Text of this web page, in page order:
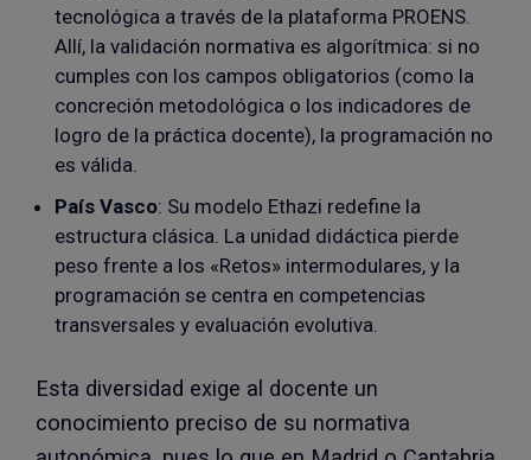
tecnológica a través de la plataforma PROENS.
Allí, la validación normativa es algorítmica: si no
cumples con los campos obligatorios (como la
concreción metodológica o los indicadores de
logro de la práctica docente), la programación no
es válida.
País Vasco: Su modelo Ethazi redefine la
estructura clásica. La unidad didáctica pierde
peso frente a los «Retos» intermodulares, y la
programación se centra en competencias
transversales y evaluación evolutiva.
Esta diversidad exige al docente un
conocimiento preciso de su normativa